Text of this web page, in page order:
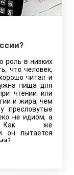
роль в низких
что человек,
читал и
пища для
чтении или
и жира, чем
пресловутые
не идиом, а
Как же
он пытается